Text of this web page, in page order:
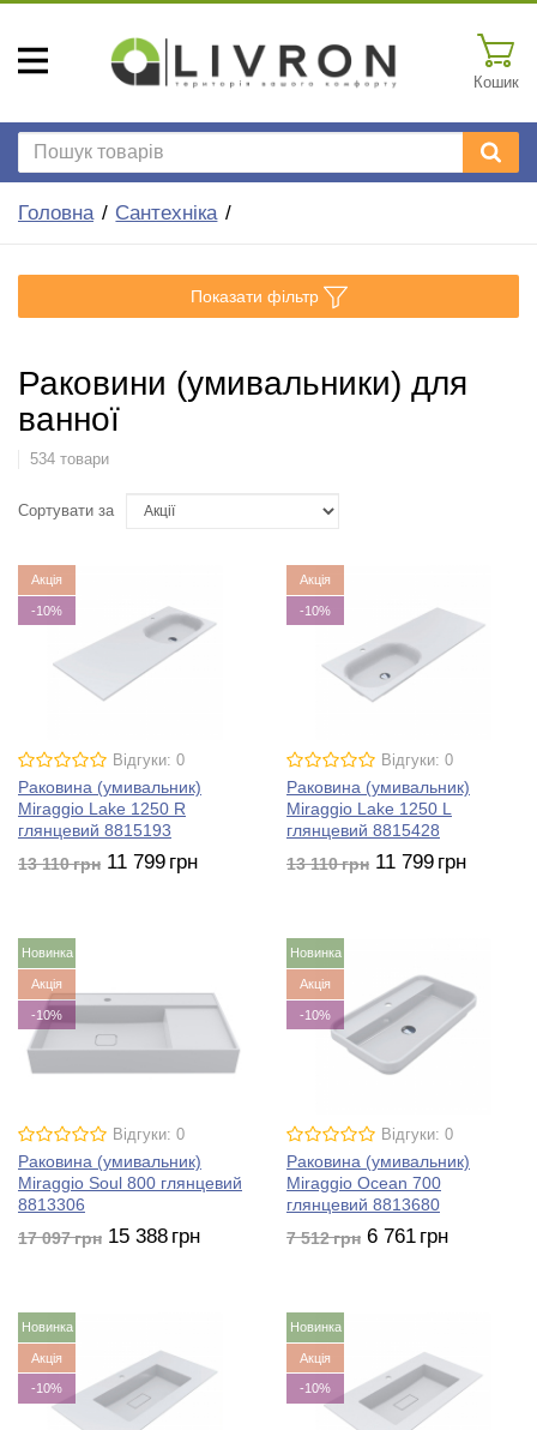
Кошик
Головна Сантехніка
Показати фільтр
Раковини (умивальники) для
ванної
534 товари
Сортувати за
Акція
-10%
Відгуки: 0
Раковина (умивальник)
Miraggio Lake 1250 R
глянцевий 8815193
13 110грн 11 799 грн
Акція
-10%
Відгуки: 0
Раковина (умивальник)
Miraggio Lake 1250 L
глянцевий 8815428
13 110грн 11 799 грн
Новинка
Акція
-10%
Відгуки: 0
Раковина (умивальник)
Miraggio Soul 800 глянцевий
8813306
17 097грн 15 388 грн
Новинка
Акція
-10%
Відгуки: 0
Раковина (умивальник)
Miraggio Ocean 700
глянцевий 8813680
7 512грн 6 761 грн
Новинка
Акція
-10%
Новинка
Акція
-10%